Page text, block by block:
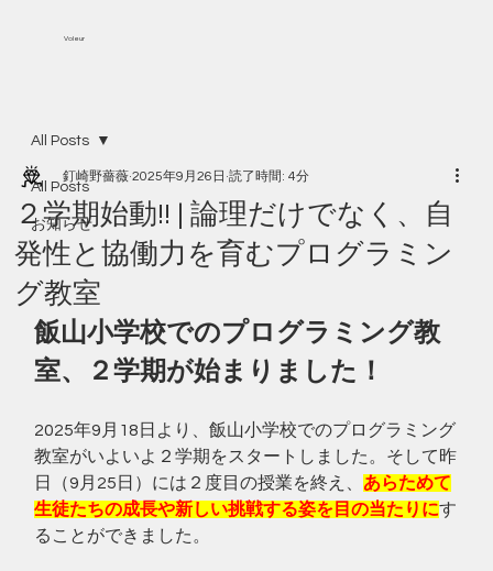
Voleur
All Posts
お知らせ
All Posts
２学期始動!! | 論理だけでなく、自
発性と協働力を育むプログラミン
グ教室
釘崎野薔薇 2025年9月26日 読了時間: 4分
飯山小学校でのプログラミング教
室、２学期が始まりました！
2025年9月18日より、飯山小学校でのプログラミング
教室がいよいよ２学期をスタートしました。そして昨
日（9月25日）には２度目の授業を終え、 あらためて
生徒たちの成長や新しい挑戦する姿を目の当たりにす
ることができました。